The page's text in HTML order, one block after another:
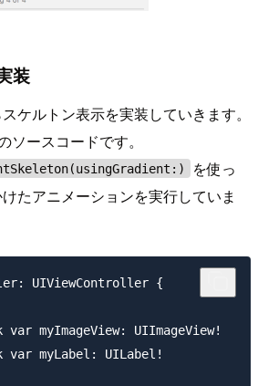
装
ケルトン表示を実装していきます。
ースコードです。
を使っ
たアニメーションを実行していま
UIViewController {
var myImageView: UIImageView!
var myLabel: UILabel!